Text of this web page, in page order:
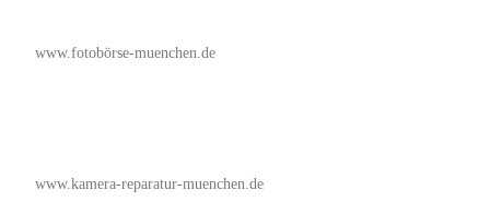
www.fotobörse-muenchen.de
www.kamera-reparatur-muenchen.de